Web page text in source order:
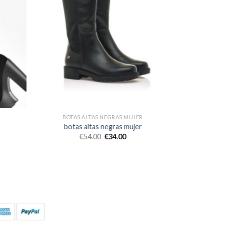
BOTAS ALTAS NEGRAS MUJER
botas altas negras mujer
€54.00 €34.00